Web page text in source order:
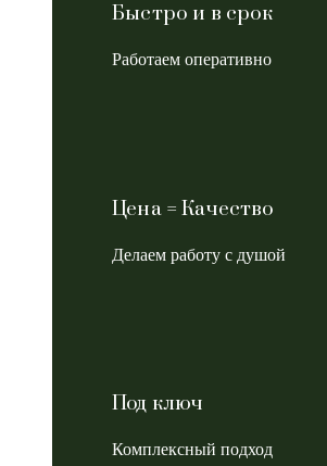
Быстро и в срок
Работаем оперативно
Цена = Качество
Делаем работу с душой
Под ключ
Комплексный подход